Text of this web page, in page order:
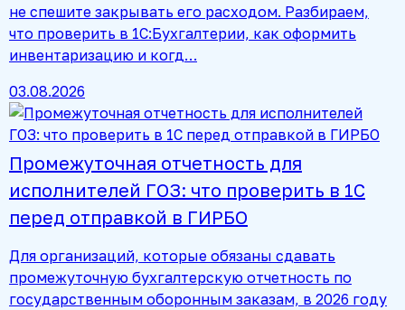
не спешите закрывать его расходом. Разбираем,
что проверить в 1С:Бухгалтерии, как оформить
инвентаризацию и когд…
03.08.2026
Промежуточная отчетность для
исполнителей ГОЗ: что проверить в 1С
перед отправкой в ГИРБО
Для организаций, которые обязаны сдавать
промежуточную бухгалтерскую отчетность по
государственным оборонным заказам, в 2026 году